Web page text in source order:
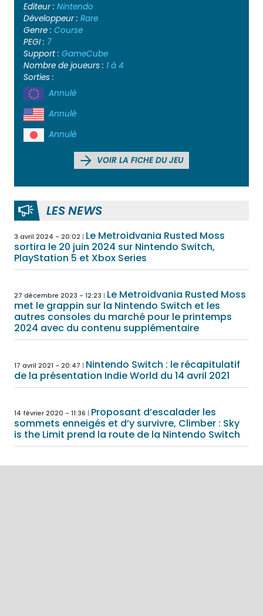
Editeur : Nintendo
Développeur : Rare
Genre : Course
PEGI : 7
Support : GameCube
Nombre de joueurs : 1 à 4
Sorties :
Annulé
Annulé
Annulé
VOIR LA FICHE DU JEU
LES NEWS
3 avril 2024 - 20:02
Le Metroidvania Rusted Moss
sortira le 20 juin 2024 sur Nintendo Switch,
PlayStation 5 et Xbox Series
27 décembre 2023 - 12:23
Le Metroidvania Rusted Moss
met le grappin sur la Nintendo Switch et les
autres consoles du marché pour le printemps
2024 avec du contenu supplémentaire
17 avril 2021 - 20:47
Nintendo Switch : le récapitulatif
de la présentation Indie World du 14 avril 2021
14 février 2020 - 11:36
Proposant d’escalader les
sommets enneigés et d’y survivre, Climber : Sky
is the Limit prend la route de la Nintendo Switch